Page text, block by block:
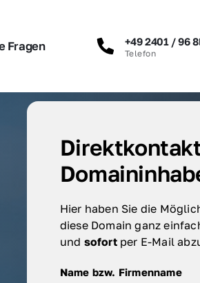
Fragen +49 2401 / 96
Telefon
Hier haben Sie die
diese Domain ganz
und sofort per E-Mail
Name bzw. Firmenname
Name bzw. Firmenname